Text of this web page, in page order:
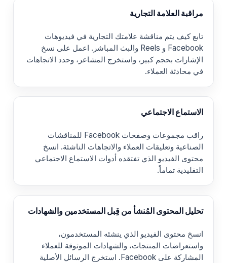
مراقبة العلامة التجارية
تابع كيف يتم مناقشة علامتك التجارية في فيديوهات
Facebook و Reels والبث المباشر. اعمل على نسخ
الإشارات بحجم كبير، واستخرج المشاعر، وحدد الاتجاهات
في محادثة العملاء.
الاستماع الاجتماعي
راقب مجموعات وصفحات Facebook للمناقشات
الصناعية وتعليقات العملاء والاتجاهات الناشئة. انسخ
محتوى الفيديو الذي تفتقده أدوات الاستماع الاجتماعي
التقليدية تماماً.
تحليل المحتوى المُنشأ من قِبل المستخدمين والشهادات
انسخ محتوى الفيديو الذي ينشئه المستخدمون،
واستعراضات المنتجات، والشهادات الموثوقة للعملاء
المشاركة على Facebook. استخرج الرسائل الأصلية